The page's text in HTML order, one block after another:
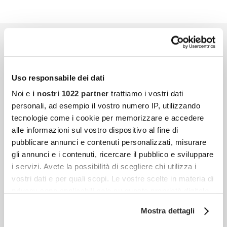
Uso responsabile dei dati
Noi e i nostri 1022 partner trattiamo i vostri dati
personali, ad esempio il vostro numero IP, utilizzando
tecnologie come i cookie per memorizzare e accedere
alle informazioni sul vostro dispositivo al fine di
pubblicare annunci e contenuti personalizzati, misurare
gli annunci e i contenuti, ricercare il pubblico e sviluppare
i servizi. Avete la possibilità di scegliere chi utilizza i
vostri dati e per quali scopi. Le vostre scelte in materia di
modificare o revocare il proprio consenso in qualsiasi
Mostra dettagli